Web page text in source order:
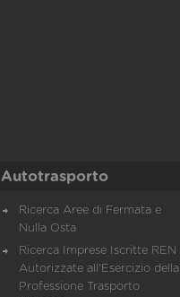
Autotrasporto
Ricerca Aree di Fermata e
Nulla Osta
Ricerca Imprese Iscritte REN
Autorizzate all'Esercizio della
Professione Trasporto